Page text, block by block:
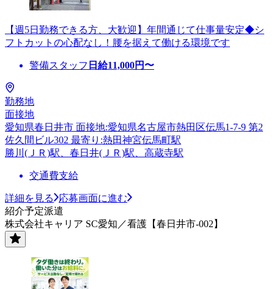
【週5日勤務できる方、大歓迎】年間通じて仕事量安定◆シ
フトカットの心配なし！腰を据えて働ける環境です
警備スタッフ 日給11,000円〜
勤務地
面接地
愛知県春日井市 面接地:愛知県名古屋市熱田区伝馬1-7-9 第2
佐久間ビル302 最寄り:熱田神宮伝馬町駅
勝川(ＪＲ)駅、春日井(ＪＲ)駅、高蔵寺駅
交通費支給
詳細を見る
応募画面に進む
紹介予定派遣
株式会社キャリア SC愛知／看護【春日井市-002】